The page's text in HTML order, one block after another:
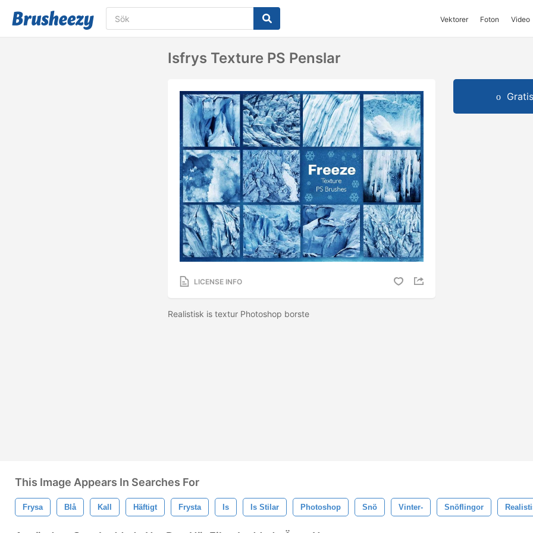
Vektorer Foton Video
Isfrys Texture PS Penslar
LICENSE INFO
Realistisk is textur Photoshop borste
This Image Appears In Searches For
Frysa Blå Kall Häftigt Frysta Is Is Stilar Photoshop Snö Vinter- Snöflingor